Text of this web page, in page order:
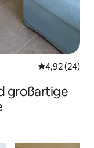
4,92 (24)
großartige